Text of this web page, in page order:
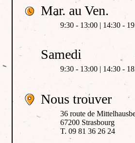
Mar. au Ven.
9:30 - 13:00 | 14:30 -
Samedi
9:30 - 13:00 | 14:30 -
Nous trouver
36 route de
67200 Strasbourg
T. 09 81 36 26 24